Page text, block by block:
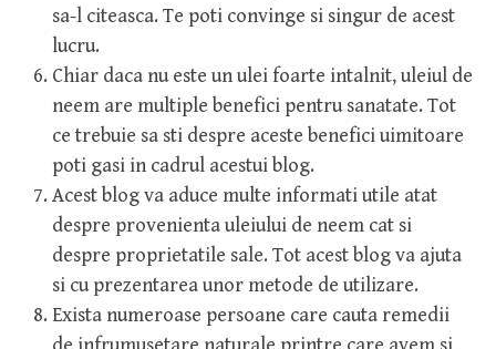
sa-l citeasca. Te poti convinge si singur de acest
lucru.
Chiar daca nu este un ulei foarte intalnit, uleiul de
neem are multiple benefici pentru sanatate. Tot
ce trebuie sa sti despre aceste benefici uimitoare
poti gasi in cadrul acestui blog.
Acest blog va aduce multe informati utile atat
despre provenienta uleiului de neem cat si
despre proprietatile sale. Tot acest blog va ajuta
si cu prezentarea unor metode de utilizare.
Exista numeroase persoane care cauta remedii